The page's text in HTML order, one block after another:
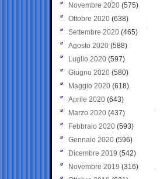
Novembre 2020 (575)
Ottobre 2020 (638)
Settembre 2020(465)
Agosto 2020 (588)
Luglio 2020 (597)
Giugno 2020 (580)
Maggio 2020 (618)
Aprile 2020 (643)
Marzo 2020 (437)
Febbraio 2020 (593)
Gennaio 2020 (596)
Dicembre 2019 (542)
Novembre 2019 (316)